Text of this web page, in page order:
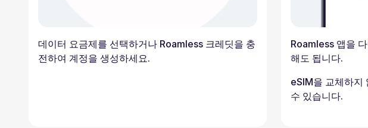
데이터 요금제를 선택하거나 Roamless 크레딧을 충
전하여 계정을 생성하세요.
Roamless 앱을
해도 됩니다.
eSIM을 교체하지
수 있습니다.